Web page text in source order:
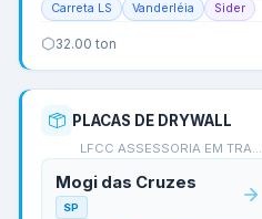
Carreta LS Vanderléia Sider
32.00 ton
PLACAS DE DRYWALL
LFCC ASSESSORIA EM TRA…
Mogi das Cruzes
SP